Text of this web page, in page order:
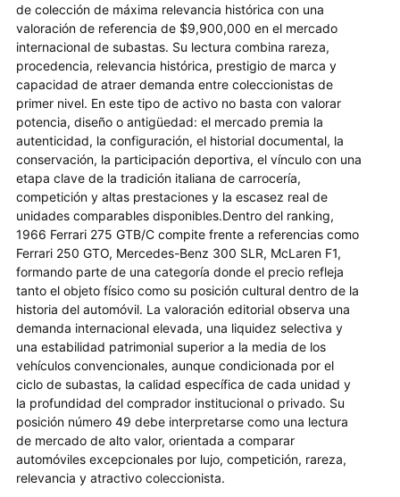
de colección de máxima relevancia histórica con una
valoración de referencia de $9,900,000 en el mercado
internacional de subastas. Su lectura combina rareza,
procedencia, relevancia histórica, prestigio de marca y
capacidad de atraer demanda entre coleccionistas de
primer nivel. En este tipo de activo no basta con valorar
potencia, diseño o antigüedad: el mercado premia la
autenticidad, la configuración, el historial documental, la
conservación, la participación deportiva, el vínculo con una
etapa clave de la tradición italiana de carrocería,
competición y altas prestaciones y la escasez real de
unidades comparables disponibles.Dentro del ranking,
1966 Ferrari 275 GTB/C compite frente a referencias como
Ferrari 250 GTO, Mercedes-Benz 300 SLR, McLaren F1,
formando parte de una categoría donde el precio refleja
tanto el objeto físico como su posición cultural dentro de la
historia del automóvil. La valoración editorial observa una
demanda internacional elevada, una liquidez selectiva y
una estabilidad patrimonial superior a la media de los
vehículos convencionales, aunque condicionada por el
ciclo de subastas, la calidad específica de cada unidad y
la profundidad del comprador institucional o privado. Su
posición número 49 debe interpretarse como una lectura
de mercado de alto valor, orientada a comparar
automóviles excepcionales por lujo, competición, rareza,
relevancia y atractivo coleccionista.